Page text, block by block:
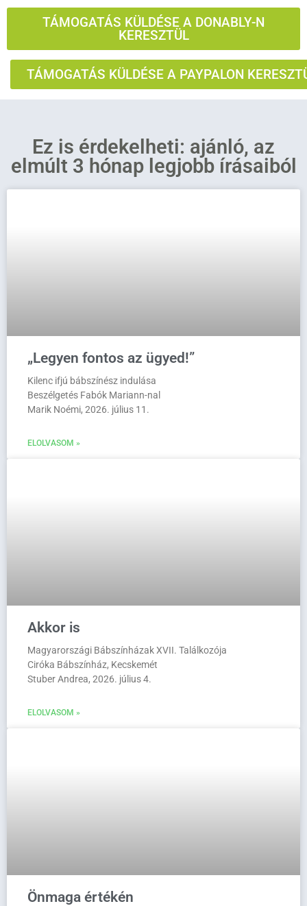
TÁMOGATÁS KÜLDÉSE A DONABLY-N
KERESZTÜL
TÁMOGATÁS KÜLDÉSE A PAYPALON
Ez is érdekelheti: ajánló, az
elmúlt 3 hónap legjobb írásaiból
„Legyen fontos az ügyed!”
Kilenc ifjú bábszínész indulása
Beszélgetés Fabók Mariann-nal
Marik Noémi, 2026. július 11.
ELOLVASOM »
Akkor is
Magyarországi Bábszínházak XVII. Találkozója
Ciróka Bábszínház, Kecskemét
Stuber Andrea, 2026. július 4.
ELOLVASOM »
Önmaga értékén